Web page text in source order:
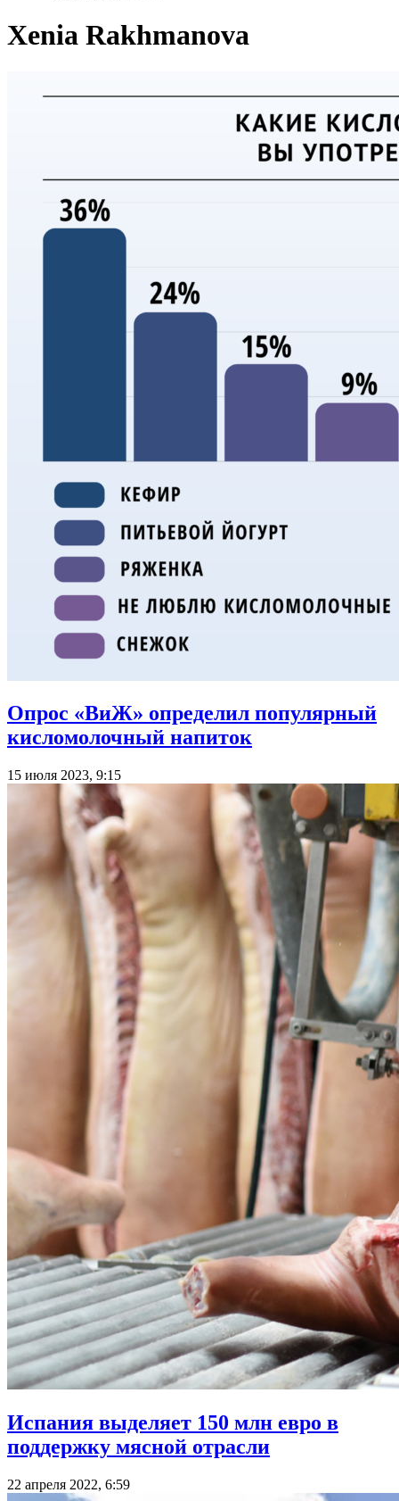
Xenia Rakhmanova
Опрос «ВиЖ» определил популярный
кисломолочный напиток
15 июля 2023, 9:15
Испания выделяет 150 млн евро в
поддержку мясной отрасли
22 апреля 2022, 6:59